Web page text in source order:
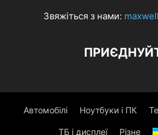
Звяжіться з нами:
Автомобілі Ноутбуки і ПК
ТБ і дисплеї Різне